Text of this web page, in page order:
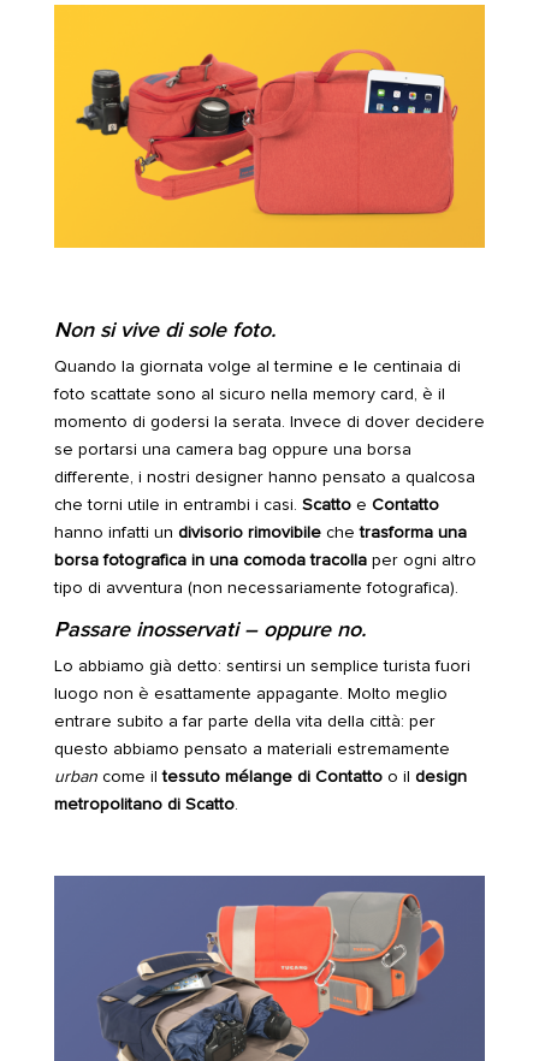
Non si vive di sole foto.
Quando la giornata volge al termine e le centinaia di
foto scattate sono al sicuro nella memory card, è il
momento di godersi la serata. Invece di dover decidere
se portarsi una camera bag oppure una borsa
differente, i nostri designer hanno pensato a qualcosa
che torni utile in entrambi i casi. Scattoe Contatto
hanno infatti un divisorio rimovibilechetrasforma una
borsa fotografica in una comoda tracollaper ogni altro
tipo di avventura (non necessariamente fotografica).
Passare inosservati –oppure no.
Lo abbiamo già detto: sentirsi un semplice turista fuori
luogo non è esattamente appagante. Molto meglio
entrare subito a far parte della vita della città: per
questo abbiamo pensato a materiali estremamente
urbancome iltessuto mélange di Contattoo il design
metropolitano di Scatto.